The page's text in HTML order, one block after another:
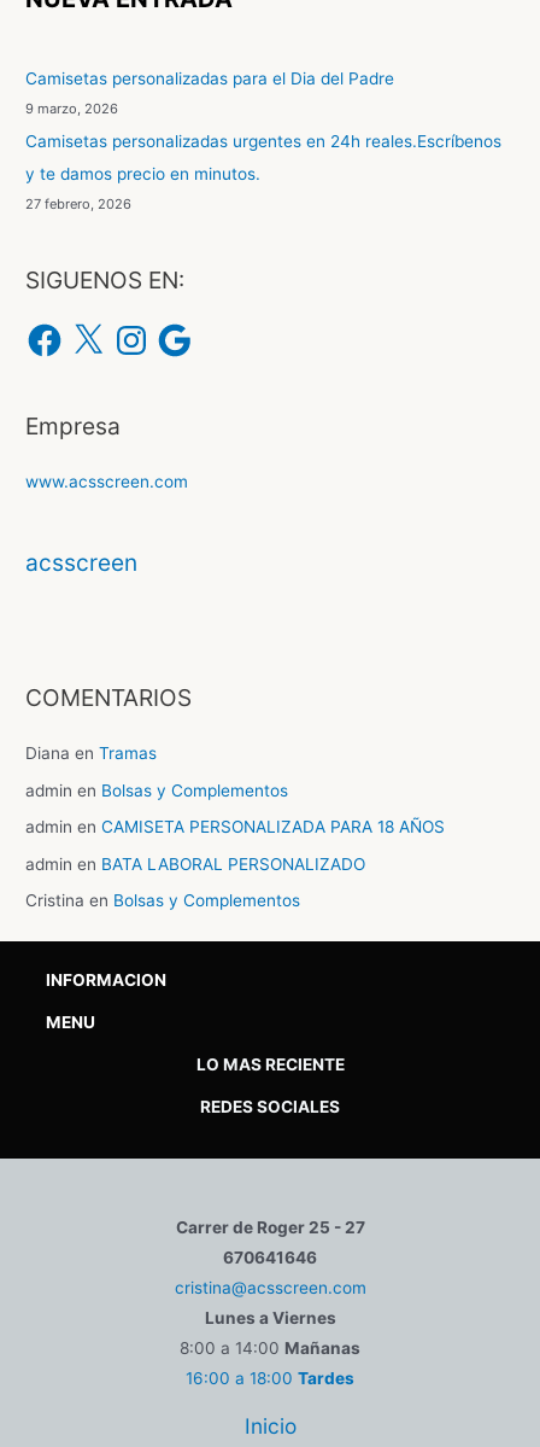
p
o
r
:
Camisetas personalizadas para el Dia del Padre
9 marzo, 2026
Camisetas personalizadas urgentes en 24h reales.Escríbenos
y te damos precio en minutos.
27 febrero, 2026
SIGUENOS EN:
F
a
c
o
k
X
n
s
r
a
G
o
o
Empresa
www.acsscreen.com
acsscreen
COMENTARIOS
Diana enTramas
admin en Bolsas y Complementos
admin enCAMISETA PERSONALIZADA PARA 18 AÑOS
admin en BATA LABORAL PERSONALIZADO
Cristina en Bolsas y Complementos
INFORMACION
MENU
LO MAS RECIENTE
REDES SOCIALES
Carrer de Roger 25 - 27
670641646
cristina@acsscreen.com
Lunes a Viernes
8:00 a 14:00 Mañanas
16:00 a 18:00 Tardes
Inicio